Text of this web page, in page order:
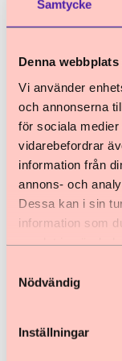
Samtycke
Denna
Vi använder
och annonserna
för sociala
vidarebefordrar
information från
annons- och
Dessa kan i sin
information som
Nödvändig
Inställningar
ska göras av
Enligt
att hänga upp
föreslår på
författning.
För att den
rättssäker
grund av
för varje